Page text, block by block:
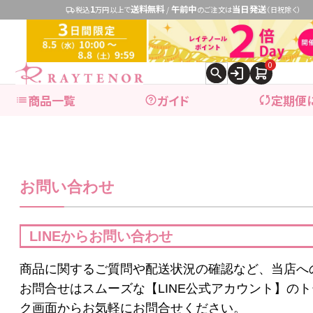
税込1万円以上で送料無料/ 午前中のご注文は当日発送（日祝除く）
0
商品一覧 ガイド 定期便
商品カテゴリ別で探すexpand_more
ブランドで探す
レイテノール
お問い合わせ
LINEからお問い合わせ
商品に関するご質問や配送状況の確認など、当店へ
お問合せはスムーズな【LINE公式アカウント】の
ク画面からお気軽にお問合せください。